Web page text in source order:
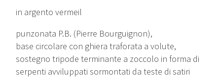
in argento vermeil
punzonata P.B. (Pierre Bourguignon),
base circolare con ghiera traforata a volute,
sostegno tripode terminante a zoccolo in forma di
serpenti avviluppati sormontati da teste di satiri